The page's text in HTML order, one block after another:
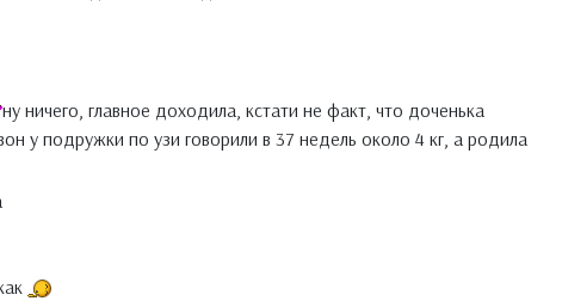
ну ничего, главное доходила, кстати не факт, что доченька
у подружки по узи говорили в 37 недель около 4 кг, а родила